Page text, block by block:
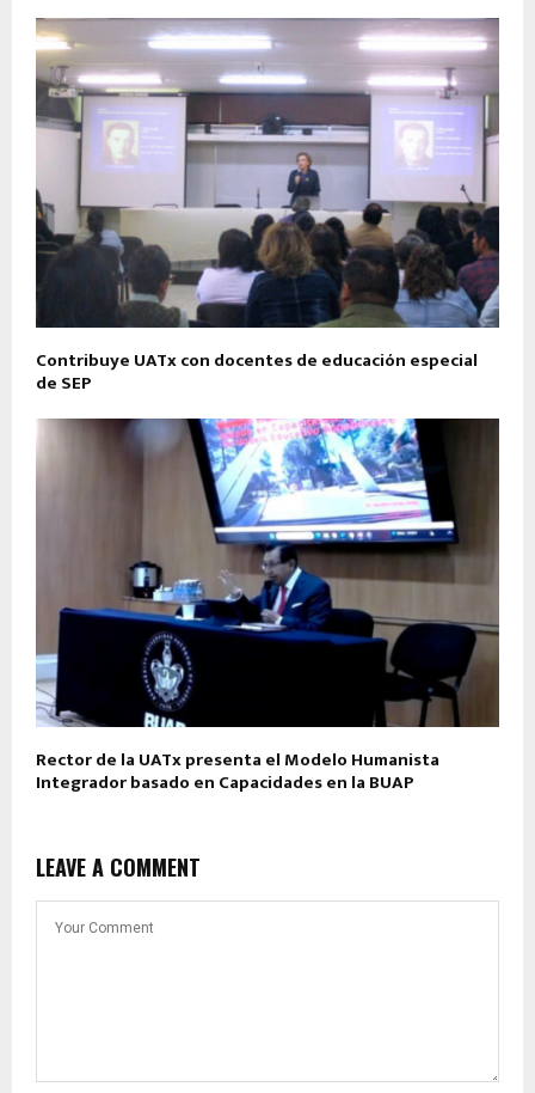
Contribuye UATx con docentes de educación especial
de SEP
Rector de la UATx presenta el Modelo Humanista
Integrador basado en Capacidades en la BUAP
LEAVE A COMMENT